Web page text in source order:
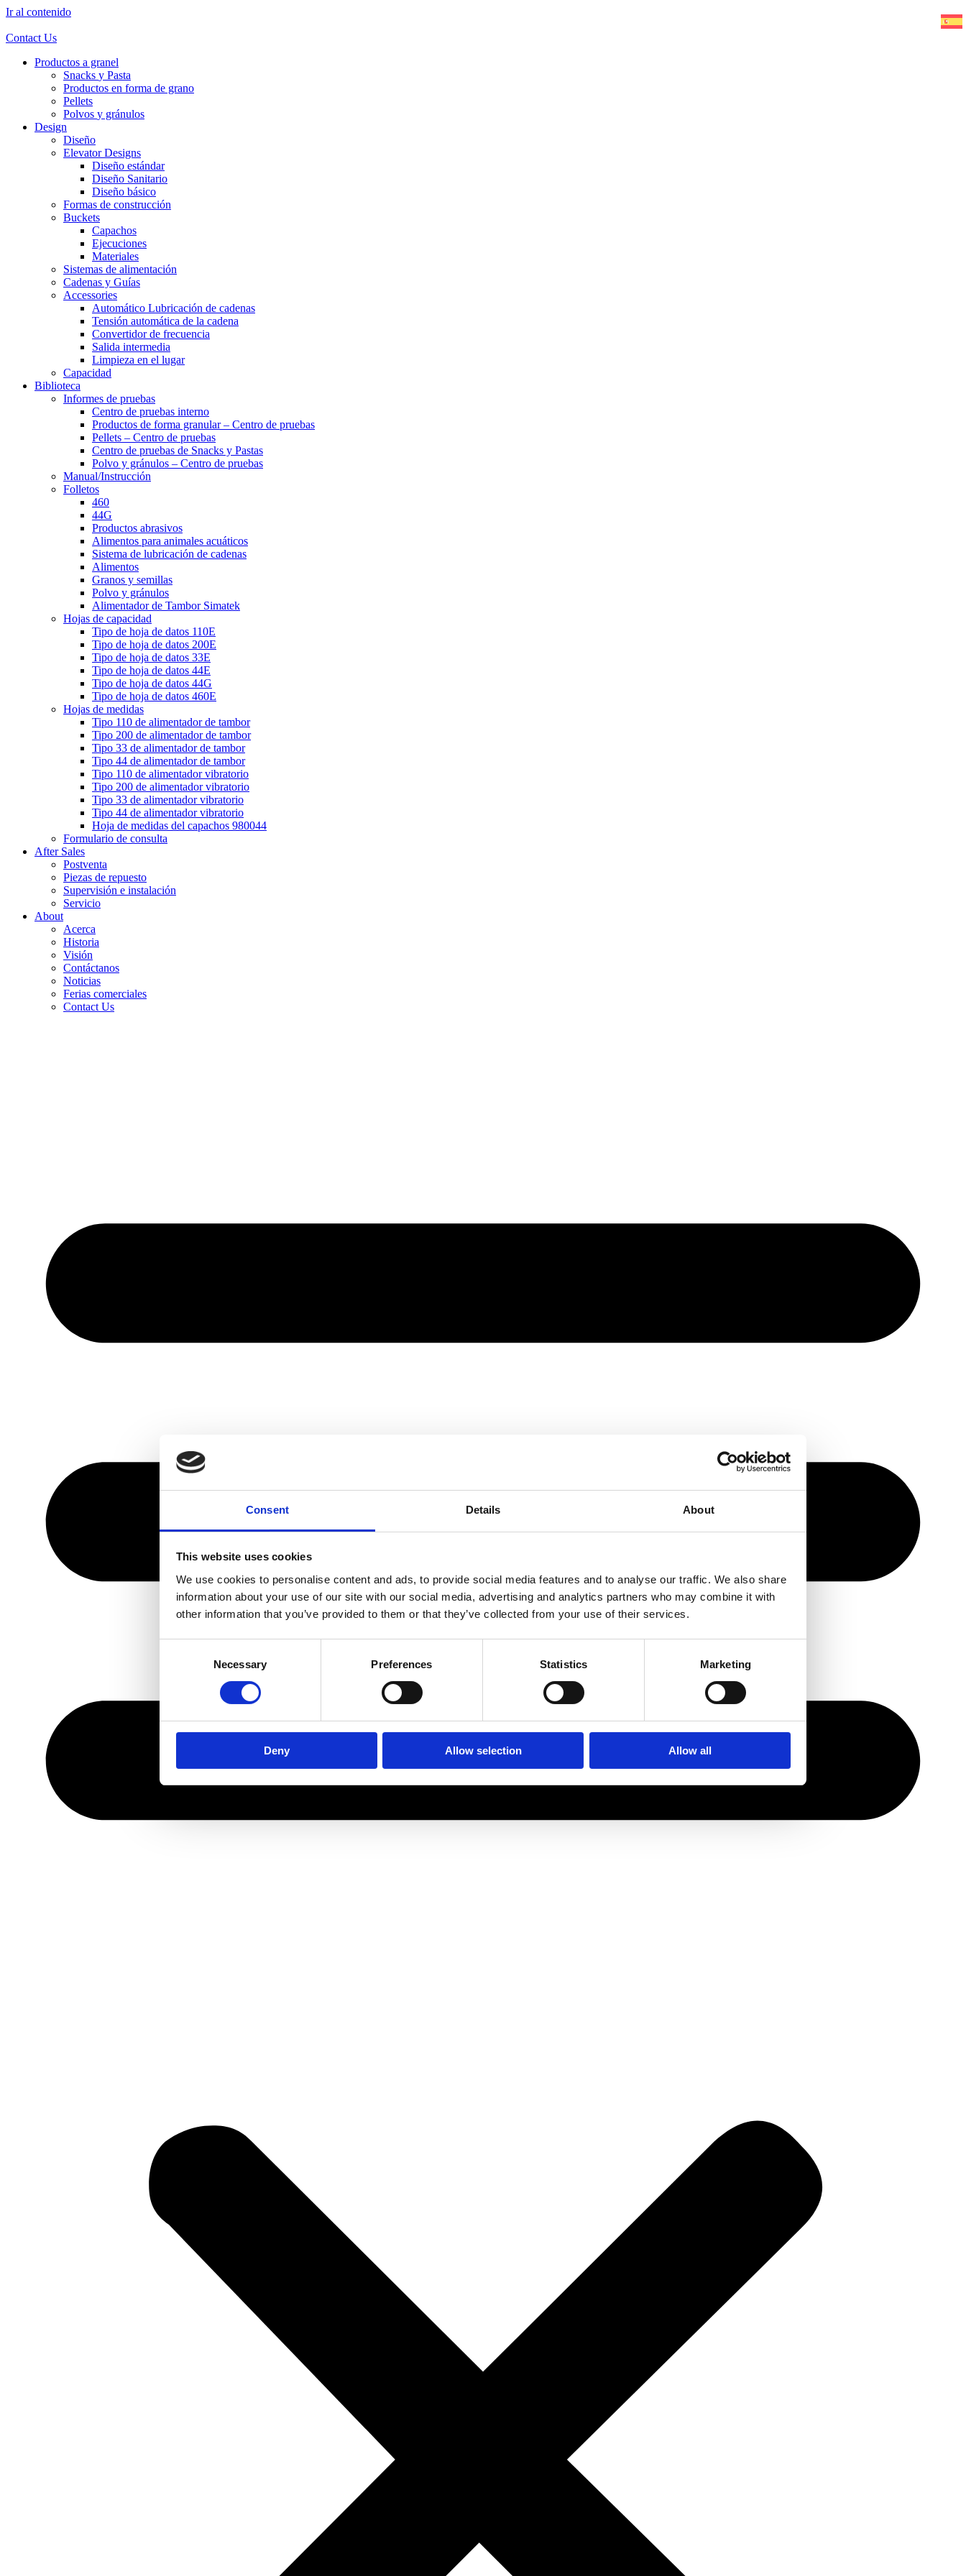
Consent Details About
This website uses cookies
We use cookies to personalise content and ads, to provide social media features and to analyse our traffic. We also share
information about your use of our site with our social media, advertising and analytics partners who may combine it with
other information that you’ve provided to them or that they’ve collected from your use of their services.
Necessary Preferences Statistics Marketing
Deny Allow selection Allow all
Ir al contenido
Contact Us
Productos a granel
Snacks y Pasta
Productos en forma de grano
Pellets
Polvos y gránulos
Design
Diseño
Elevator Designs
Diseño estándar
Diseño Sanitario
Diseño básico
Formas de construcción
Buckets
Capachos
Ejecuciones
Materiales
Sistemas de alimentación
Cadenas y Guías
Accessories
Automático Lubricación de cadenas
Tensión automática de la cadena
Convertidor de frecuencia
Salida intermedia
Limpieza en el lugar
Capacidad
Biblioteca
Informes de pruebas
Centro de pruebas interno
Productos de forma granular – Centro de pruebas
Pellets – Centro de pruebas
Centro de pruebas de Snacks y Pastas
Polvo y gránulos – Centro de pruebas
Manual/Instrucción
Folletos
460
44G
Productos abrasivos
Alimentos para animales acuáticos
Sistema de lubricación de cadenas
Alimentos
Granos y semillas
Polvo y gránulos
Alimentador de Tambor Simatek
Hojas de capacidad
Tipo de hoja de datos 110E
Tipo de hoja de datos 200E
Tipo de hoja de datos 33E
Tipo de hoja de datos 44E
Tipo de hoja de datos 44G
Tipo de hoja de datos 460E
Hojas de medidas
Tipo 110 de alimentador de tambor
Tipo 200 de alimentador de tambor
Tipo 33 de alimentador de tambor
Tipo 44 de alimentador de tambor
Tipo 110 de alimentador vibratorio
Tipo 200 de alimentador vibratorio
Tipo 33 de alimentador vibratorio
Tipo 44 de alimentador vibratorio
Hoja de medidas del capachos 980044
Formulario de consulta
After Sales
Postventa
Piezas de repuesto
Supervisión e instalación
Servicio
About
Acerca
Historia
Visión
Contáctanos
Noticias
Ferias comerciales
Contact Us